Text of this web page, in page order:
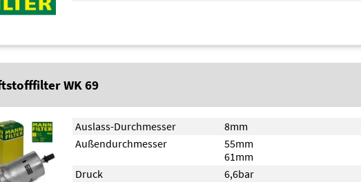
WK 69
Auslass-Durchmesser
8mm
Außendurchmesser
55mm
61mm
Druck
6,6bar